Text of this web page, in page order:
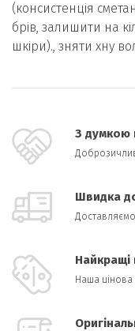
(консистенція
брів, залишити на
шкіри)., зняти хну
З думкою
Швидка
Доставляємо
Найкращі
Наша цінова